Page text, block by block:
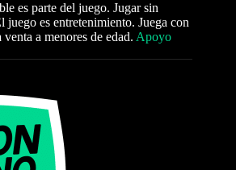
es parte del juego. Jugar sin
juego es entretenimiento. Juega con
a menores de edad. Apoyo